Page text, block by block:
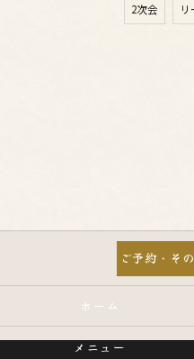
2次会
ご予約・そ
ホーム
メニュー